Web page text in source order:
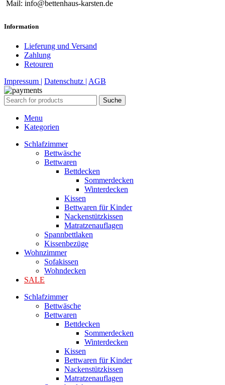
Mail: info@bettenhaus-karsten.de
Information
Lieferung und Versand
Zahlung
Retouren
Impressum | Datenschutz | AGB
Suche
Menu
Kategorien
Schlafzimmer
Bettwäsche
Bettwaren
Bettdecken
Sommerdecken
Winterdecken
Kissen
Bettwaren für Kinder
Nackenstützkissen
Matratzenauflagen
Spannbettlaken
Kissenbezüge
Wohnzimmer
Sofakissen
Wohndecken
SALE
Schlafzimmer
Bettwäsche
Bettwaren
Bettdecken
Sommerdecken
Winterdecken
Kissen
Bettwaren für Kinder
Nackenstützkissen
Matratzenauflagen